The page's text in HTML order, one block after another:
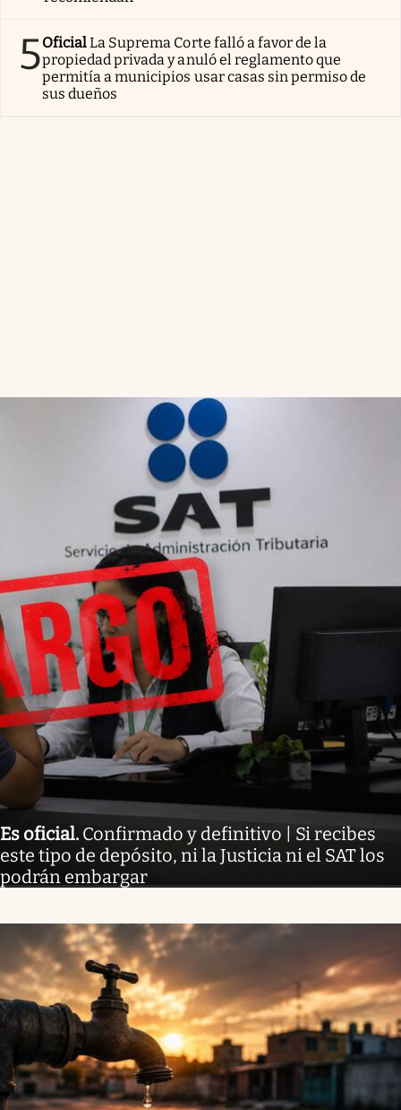
5OficialLa Suprema Corte falló a favor de la
propiedad privada y anuló el reglamento que
permitía a municipios usar casas sin permiso de
sus dueños
Es oficial. Confirmado y definitivo | Si recibes
este tipo de depósito, ni la Justicia ni el SAT los
podrán embargar